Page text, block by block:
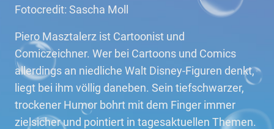
Fotocredit: Sascha Moll
Piero Masztalerz ist Cartoonist und
Comiczeichner. Wer bei Cartoons und Comics
allerdings an niedliche Walt Disney-Figuren denkt,
liegt bei ihm völlig daneben. Sein tiefschwarzer,
trockener Humor bohrt mit dem Finger immer
zielsicher und pointiert in tagesaktuellen Themen.